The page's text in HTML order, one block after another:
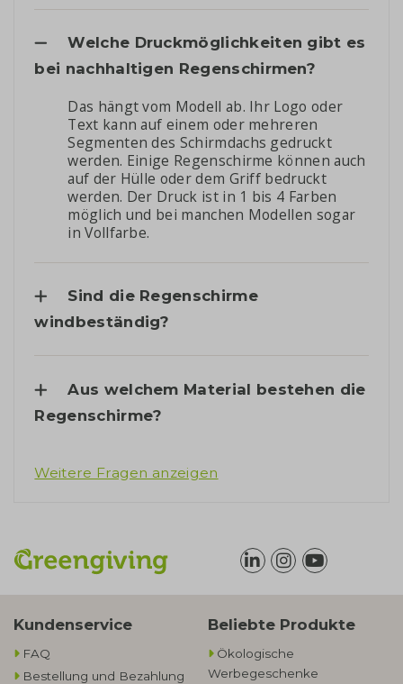
Welche Druckmöglichkeiten gibt es
bei nachhaltigen Regenschirmen?
Das hängt vom Modell ab. Ihr Logo oder
Text kann auf einem oder mehreren
Segmenten des Schirmdachs gedruckt
werden. Einige Regenschirme können auch
auf der Hülle oder dem Griff bedruckt
werden. Der Druck ist in 1 bis 4 Farben
möglich und bei manchen Modellen sogar
in Vollfarbe.
Sind die Regenschirme
windbeständig?
Aus welchem Material bestehen die
Regenschirme?
Weitere Fragen anzeigen
Kundenservice
FAQ
Bestellung und Bezahlung
Beliebte Produkte
Ökologische
Werbegeschenke​